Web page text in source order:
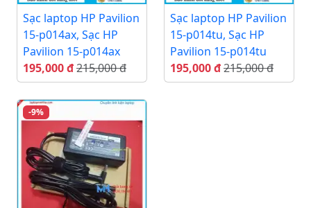
Sạc laptop HP Pavilion
15-p014ax, Sạc HP
Pavilion 15-p014ax
195,000 đ215,000 đ
Sạc laptop HP Pavilion
15-p014tu, Sạc HP
Pavilion 15-p014tu
195,000 đ215,000 đ
-9%